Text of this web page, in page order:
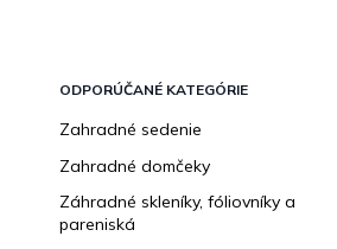
ODPORÚČANÉ KATEGÓRIE
Zahradné sedenie
Zahradné domčeky
Záhradné skleníky, fóliovníky a
pareniská